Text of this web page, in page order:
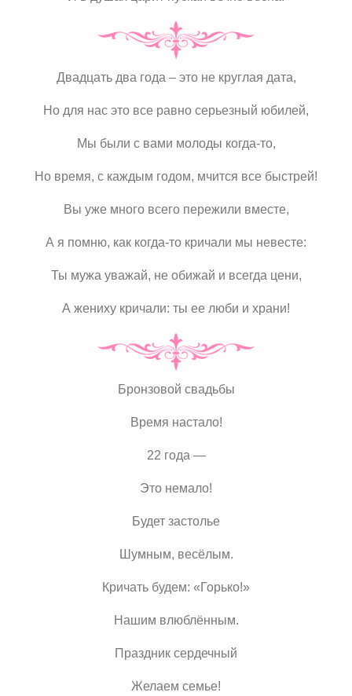
Двадцать два года – это не круглая дата,
Но для нас это все равно серьезный юбилей,
Мы были с вами молоды когда-то,
Но время, с каждым годом, мчится все быстрей!
Вы уже много всего пережили вместе,
А я помню, как когда-то кричали мы невесте:
Ты мужа уважай, не обижай и всегда цени,
А жениху кричали: ты ее люби и храни!
Бронзовой свадьбы
Время настало!
22 года —
Это немало!
Будет застолье
Шумным, весёлым.
Кричать будем: «Горько!»
Нашим влюблённым.
Праздник сердечный
Желаем семье!